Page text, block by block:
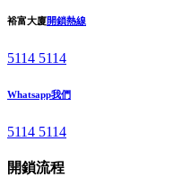
裕富大廈開鎖熱線
5114 5114
Whatsapp我們
5114 5114
開鎖流程